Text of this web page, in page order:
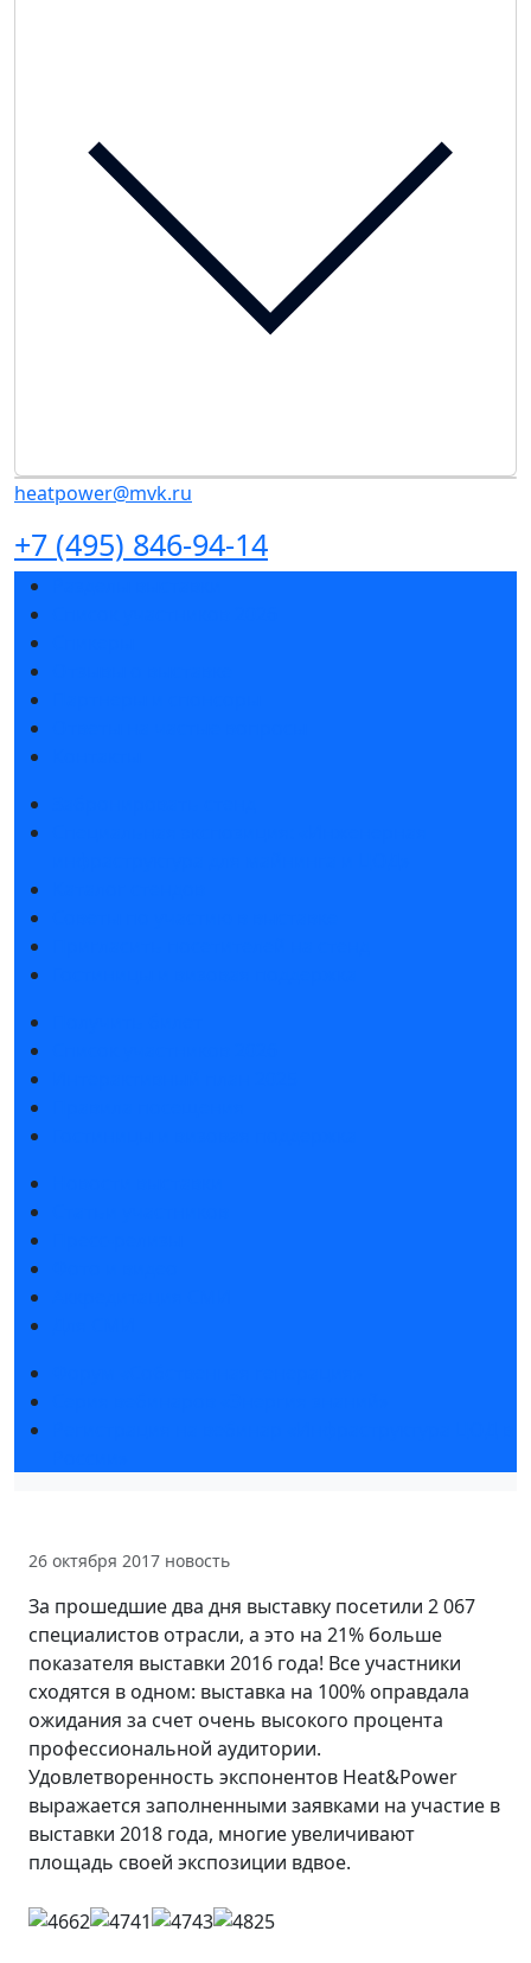
heatpower@mvk.ru
+7 (495) 846-94-14
26 октября 2017 новость
За прошедшие два дня выставку посетили 2 067
специалистов отрасли, а это на 21% больше
показателя выставки 2016 года! Все участники
сходятся в одном: выставка на 100% оправдала
ожидания за счет очень высокого процента
профессиональной аудитории.
Удовлетворенность экспонентов Heat&Power
выражается заполненными заявками на участие в
выставки 2018 года, многие увеличивают
площадь своей экспозиции вдвое.